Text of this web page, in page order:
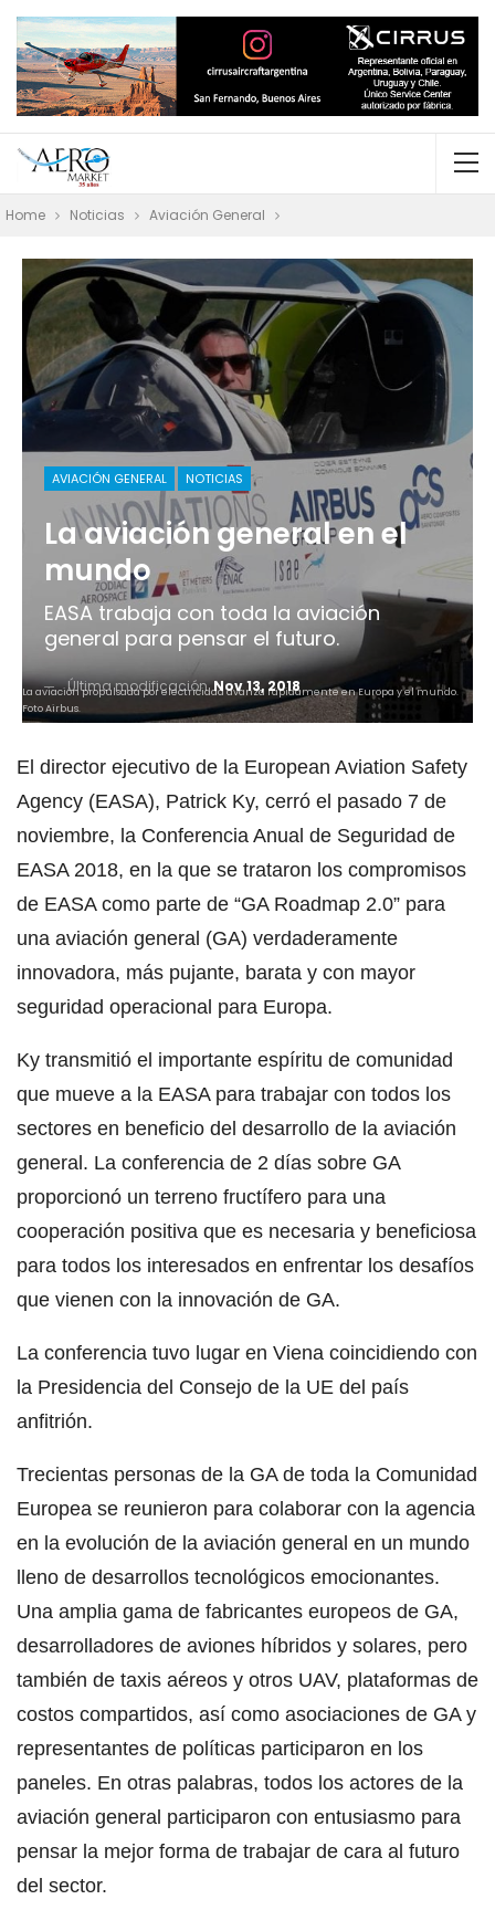
Home Noticias Aviación General
AVIACIÓN GENERAL NOTICIAS
La aviación general en el
mundo
EASA trabaja con toda la aviación
general para pensar el futuro.
Última modificaciónNov 13, 2018
La aviación propulsada por electricidad avanza rápidamente en Europa y el mundo.
Foto Airbus.
El director ejecutivo de la European Aviation Safety
Agency (EASA), Patrick Ky, cerró el pasado 7 de
noviembre, la Conferencia Anual de Seguridad de
EASA 2018, en la que se trataron los compromisos
de EASA como parte de “GA Roadmap 2.0” para
una aviación general (GA) verdaderamente
innovadora, más pujante, barata y con mayor
seguridad operacional para Europa.
Ky transmitió el importante espíritu de comunidad
que mueve a la EASA para trabajar con todos los
sectores en beneficio del desarrollo de la aviación
general. La conferencia de 2 días sobre GA
proporcionó un terreno fructífero para una
cooperación positiva que es necesaria y beneficiosa
para todos los interesados ​​en enfrentar los desafíos
que vienen con la innovación de GA.
La conferencia tuvo lugar en Viena coincidiendo con
la Presidencia del Consejo de la UE del país
anfitrión.
Trecientas personas de la GA de toda la Comunidad
Europea se reunieron para colaborar con la agencia
en la evolución de la aviación general en un mundo
lleno de desarrollos tecnológicos emocionantes.
Una amplia gama de fabricantes europeos de GA,
desarrolladores de aviones híbridos y solares, pero
también de taxis aéreos y otros UAV, plataformas de
costos compartidos, así como asociaciones de GA y
representantes de políticas participaron en los
paneles. En otras palabras, todos los actores de la
aviación general participaron con entusiasmo para
pensar la mejor forma de trabajar de cara al futuro
del sector.